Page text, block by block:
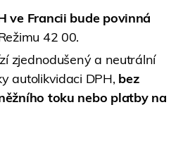
ve Francii bude povinná
42 00.
zjednodušený a neutrální
autolikvidaci DPH, bez
toku nebo platby na